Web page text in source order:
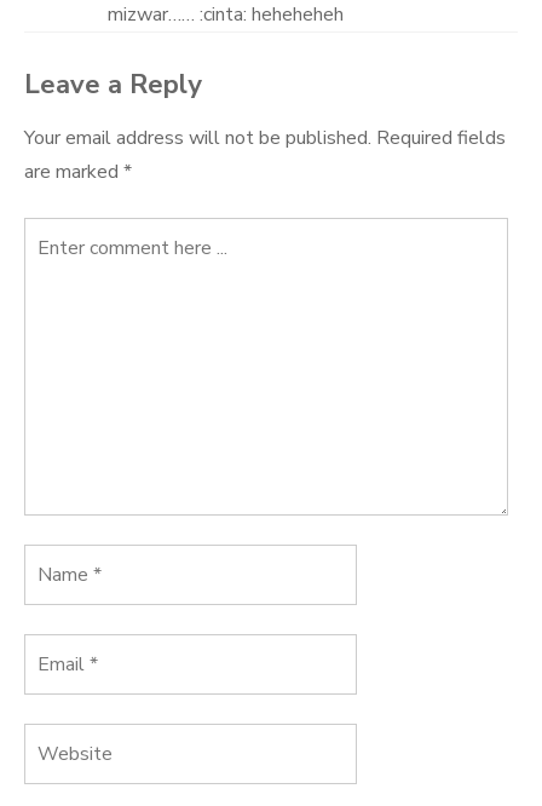
mizwar…… :cinta: heheheheh
Leave a Reply
Your email address will not be published. Required fields
are marked *